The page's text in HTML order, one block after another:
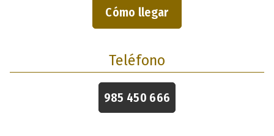
Cómo llegar
Teléfono
985 450 666